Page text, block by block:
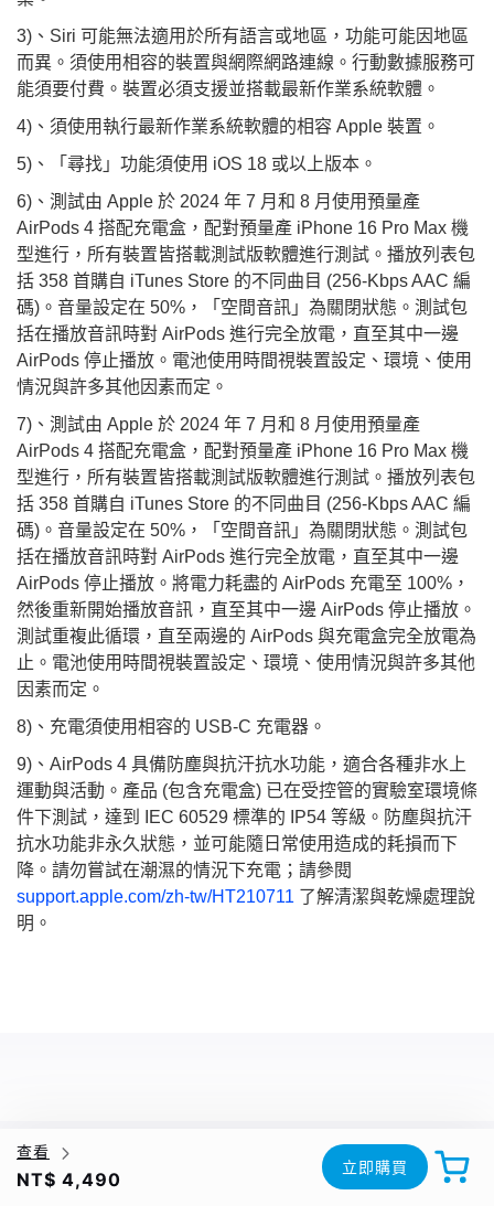
查看
NT$ 4,490
立即購買
3)、Siri 可能無法適用於所有語言或地區，功能可能因地區
而異。須使用相容的裝置與網際網路連線。行動數據服務可
能須要付費。裝置必須支援並搭載最新作業系統軟體。
4)、須使用執行最新作業系統軟體的相容 Apple 裝置。
5)、「尋找」功能須使用 iOS 18 或以上版本。
6)、測試由 Apple 於 2024 年 7 月和 8 月使用預量產
AirPods 4 搭配充電盒，配對預量產 iPhone 16 Pro Max 機
型進行，所有裝置皆搭載測試版軟體進行測試。播放列表包
括 358 首購自 iTunes Store 的不同曲目 (256-Kbps AAC 編
碼)。音量設定在 50%，「空間音訊」為關閉狀態。測試包
括在播放音訊時對 AirPods 進行完全放電，直至其中一邊
AirPods 停止播放。電池使用時間視裝置設定、環境、使用
情況與許多其他因素而定。
7)、測試由 Apple 於 2024 年 7 月和 8 月使用預量產
AirPods 4 搭配充電盒，配對預量產 iPhone 16 Pro Max 機
型進行，所有裝置皆搭載測試版軟體進行測試。播放列表包
括 358 首購自 iTunes Store 的不同曲目 (256-Kbps AAC 編
碼)。音量設定在 50%，「空間音訊」為關閉狀態。測試包
括在播放音訊時對 AirPods 進行完全放電，直至其中一邊
AirPods 停止播放。將電力耗盡的 AirPods 充電至 100%，
然後重新開始播放音訊，直至其中一邊 AirPods 停止播放。
測試重複此循環，直至兩邊的 AirPods 與充電盒完全放電為
止。電池使用時間視裝置設定、環境、使用情況與許多其他
因素而定。
8)、充電須使用相容的 USB-C 充電器。
9)、AirPods 4 具備防塵與抗汗抗水功能，適合各種非水上
運動與活動。產品 (包含充電盒) 已在受控管的實驗室環境條
件下測試，達到 IEC 60529 標準的 IP54 等級。防塵與抗汗
抗水功能非永久狀態，並可能隨日常使用造成的耗損而下
降。請勿嘗試在潮濕的情況下充電；請參閱
support.apple.com/zh-tw/HT210711 了解清潔與乾燥處理說
明。